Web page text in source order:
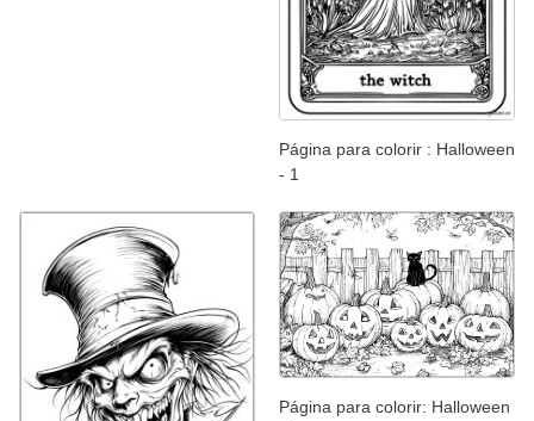
Página para colorir : Halloween
- 1
Página para colorir: Halloween